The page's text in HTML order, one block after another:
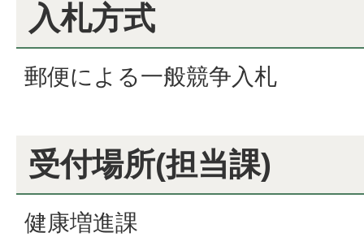
入札方式
郵便による一般競争入札
受付場所(担当課)
健康増進課